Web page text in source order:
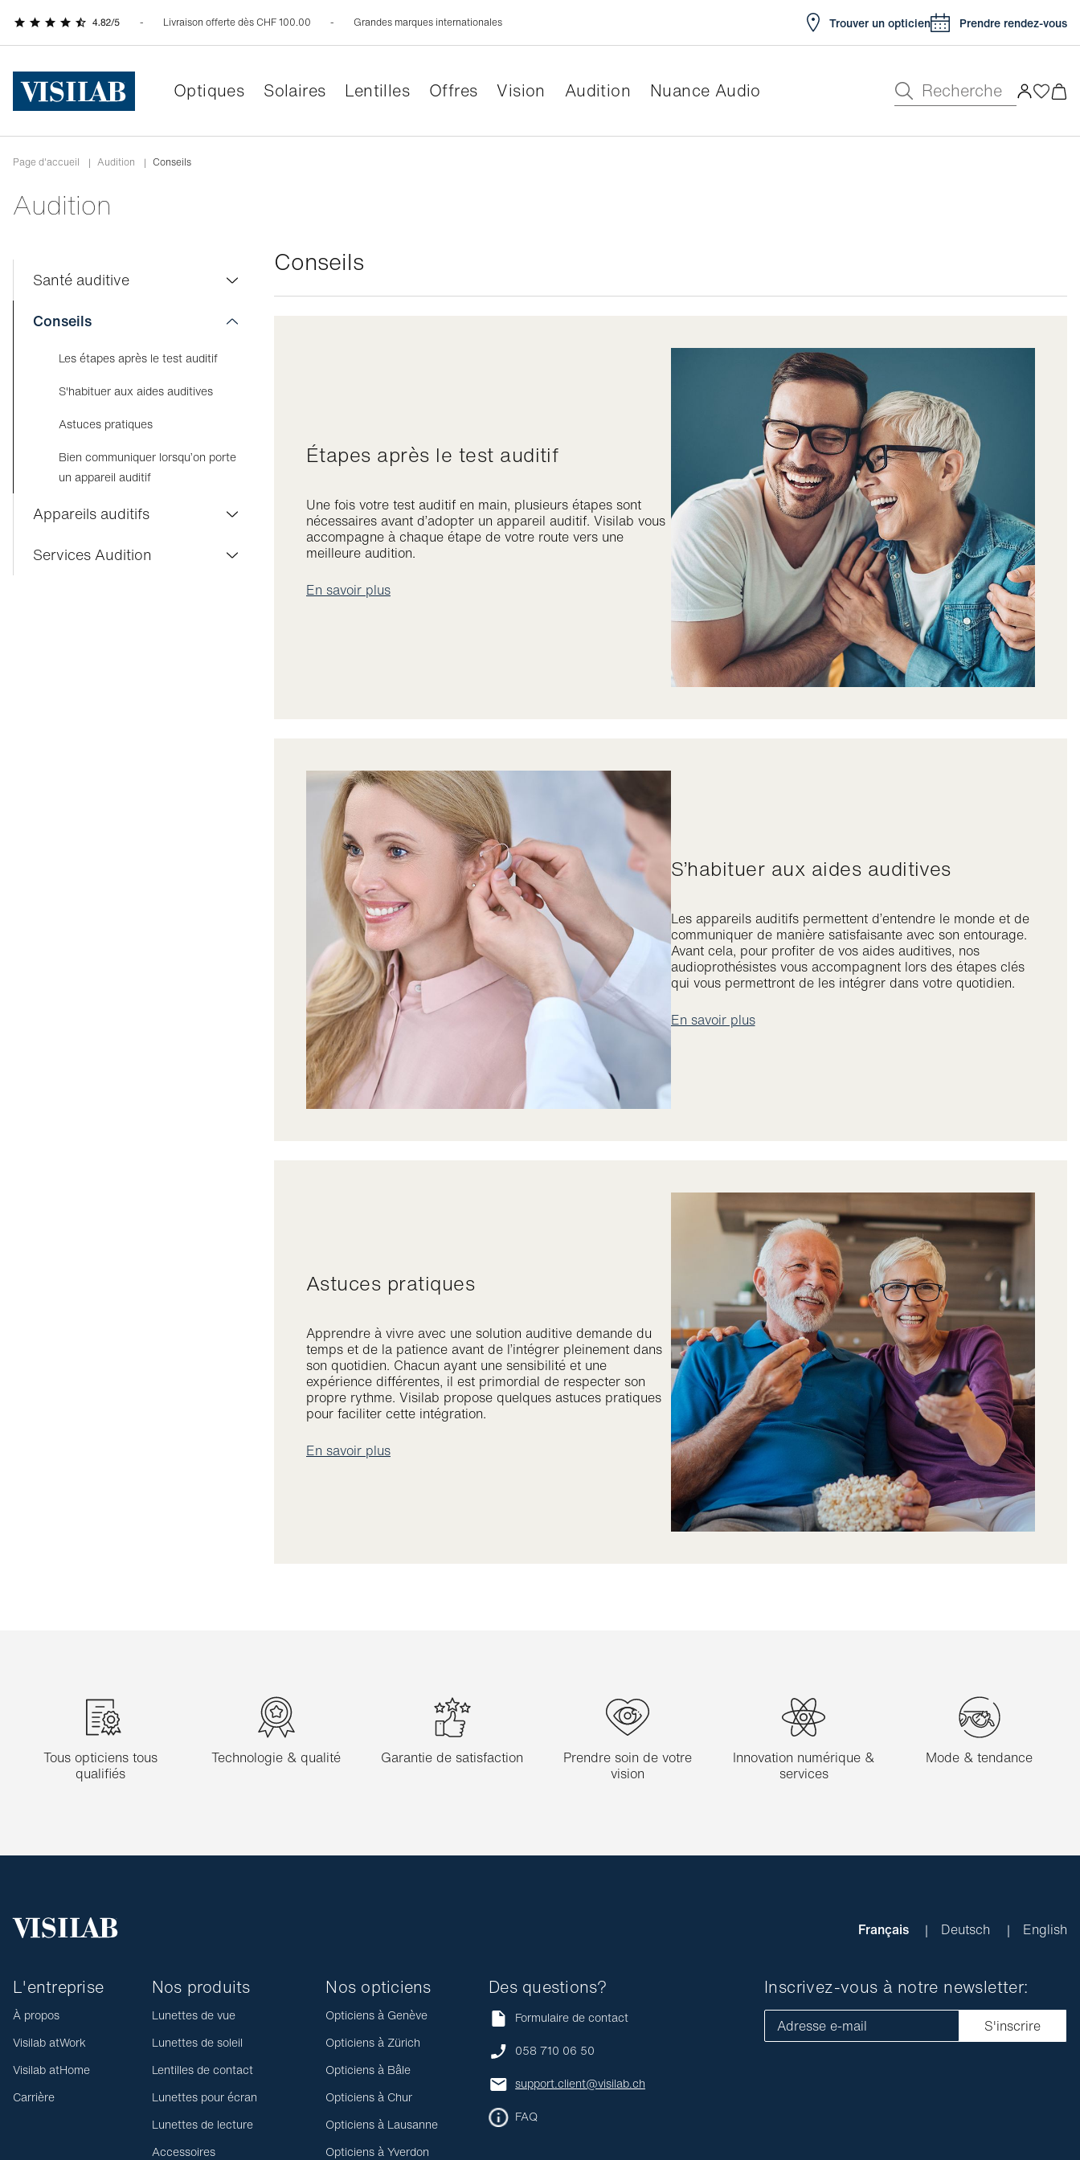
Livraison offerte dès CHF 100.00 Grandes marques internationales Trouver un opticien Prendre rendez-vous
Optiques Solaires Lentilles Offres Vision Audition Nuance Audio Recherche
Page d'accueil | Audition | Conseils
Audition
Santé auditive
Test auditif gratuit
Test auditif en ligne
Liens entre santé et audition
Conseils
Les étapes après le test auditif
S'habituer aux aides auditives
Astuces pratiques
Bien communiquer lorsqu’on porte
un appareil auditif
Appareils auditifs
Solutions auditives
Services Audition
Conseils
Étapes après le test auditif
Une fois votre test auditif en main, plusieurs étapes sont
nécessaires avant d’adopter un appareil auditif. Visilab vous
accompagne à chaque étape de votre route vers une
meilleure audition.
En savoir plus
S’habituer aux aides auditives
Les appareils auditifs permettent d’entendre le monde et de
communiquer de manière satisfaisante avec son entourage.
Avant cela, pour profiter de vos aides auditives, nos
audioprothésistes vous accompagnent lors des étapes clés
qui vous permettront de les intégrer dans votre quotidien.
En savoir plus
Astuces pratiques
Apprendre à vivre avec une solution auditive demande du
temps et de la patience avant de l’intégrer pleinement dans
son quotidien. Chacun ayant une sensibilité et une
expérience différentes, il est primordial de respecter son
propre rythme. Visilab propose quelques astuces pratiques
pour faciliter cette intégration.
En savoir plus
Tous opticiens tous
qualifiés
Technologie & qualité Garantie de satisfaction
Prendre soin de votre
vision
Innovation numérique &
services
Mode & tendance
Français Deutsch English
L'entreprise
À propos
Visilab atWork
Visilab atHome
Carrière
Nos produits
Lunettes de vue
Lunettes de soleil
Lentilles de contact
Lunettes pour écran
Lunettes de lecture
Accessoires
Nos opticiens
Opticiens à Genève
Opticiens à Zürich
Opticiens à Bâle
Opticiens à Chur
Opticiens à Lausanne
Opticiens à Yverdon
Des questions?
Formulaire de contact
058 710 06 50
support.client@visilab.ch
FAQ
Inscrivez-vous à notre newsletter:
Adresse e-mail S'inscrire